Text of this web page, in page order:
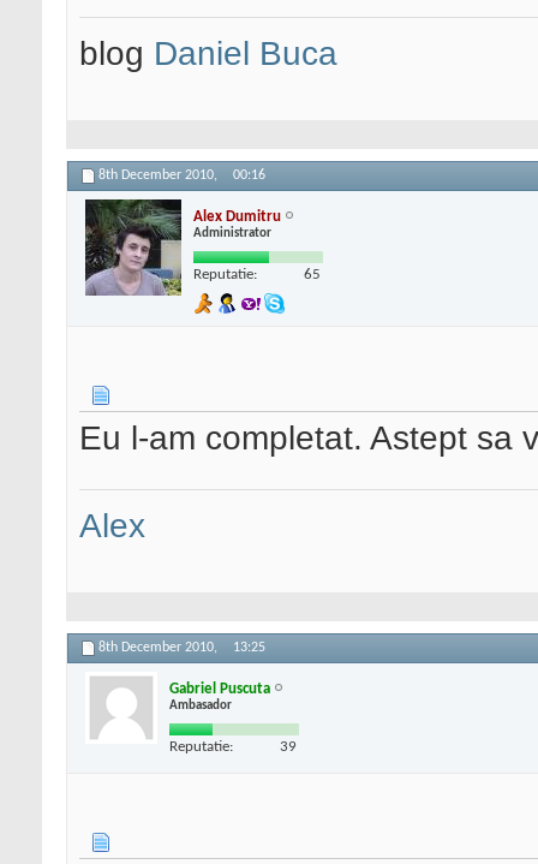
blog Daniel Buca
8th December 2010, 00:16
Alex Dumitru
Administrator
Reputatie: 65
Eu l-am completat. Astept sa
Alex
8th December 2010, 13:25
Gabriel Puscuta
Ambasador
Reputatie: 39